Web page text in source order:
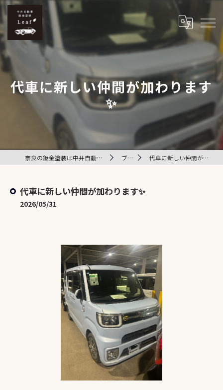
代車に新しい仲間が加わります
✨
奈良の鈑金塗装は中井自動車鈑金塗装 Leaf ブログ 代車に新しい仲間が加わります✨
代車に新しい仲間が加わります✨
2026/05/31